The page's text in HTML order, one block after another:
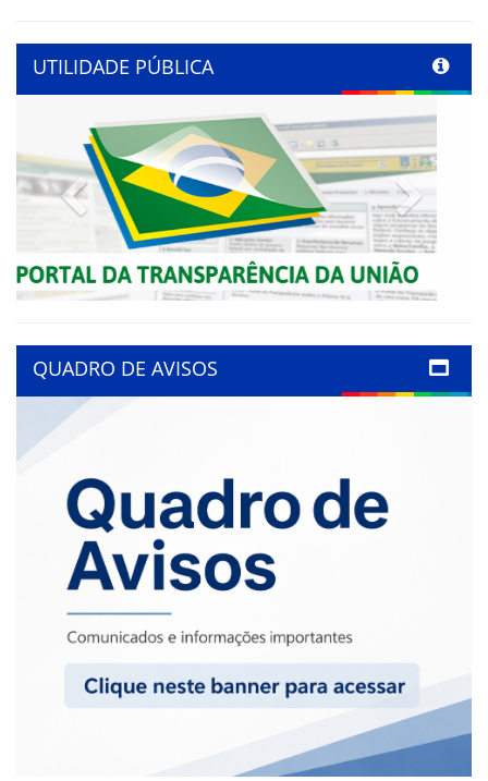
UTILIDADE PÚBLICA
Previous
QUADRO DE AVISOS